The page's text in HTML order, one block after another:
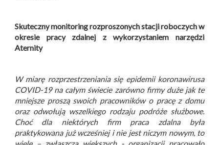
Skuteczny monitoring rozproszonych stacji roboczych w
okresie pracy zdalnej z wykorzystaniem narzędzi
Aternity
W miarę rozprzestrzeniania się epidemii koronawirusa
COVID-19 na całym świecie zarówno firmy duże jak te
mniejsze proszą swoich pracowników o pracę z domu
oraz odwołują wszelkiego rodzaju podróże służbowe.
Choć dla niektórych firm praca zdalna była
praktykowana już wcześniej i nie jest niczym nowym, to
wiele – zwłaszcza większych - organizacji pracowało